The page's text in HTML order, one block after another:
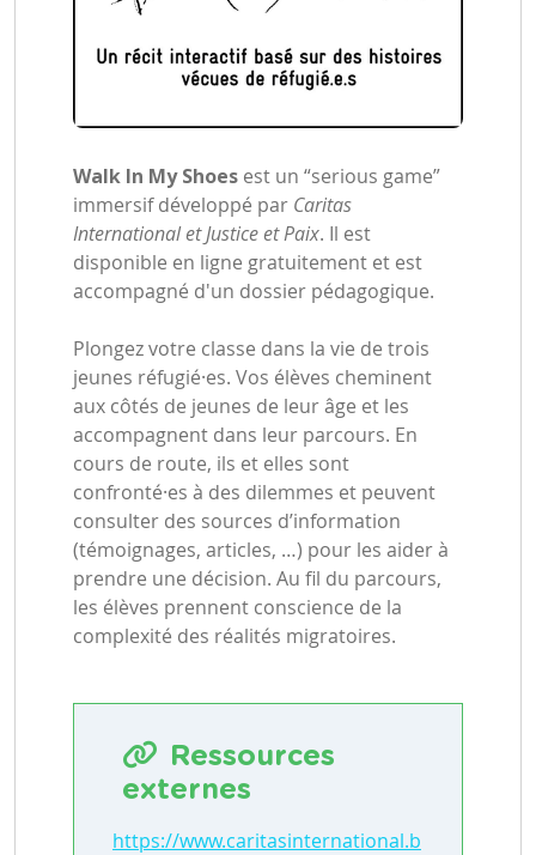
Walk In My Shoes est un “serious game”
immersif développé par Caritas
International et Justice et Paix. Il est
disponible en ligne gratuitement et est
accompagné d'un dossier pédagogique.
Plongez votre classe dans la vie de trois
jeunes réfugié·es. Vos élèves cheminent
aux côtés de jeunes de leur âge et les
accompagnent dans leur parcours. En
cours de route, ils et elles sont
confronté·es à des dilemmes et peuvent
consulter des sources d’information
(témoignages, articles, …) pour les aider à
prendre une décision. Au fil du parcours,
les élèves prennent conscience de la
complexité des réalités migratoires.
Ressources
externes
https://www.caritasinternational.b